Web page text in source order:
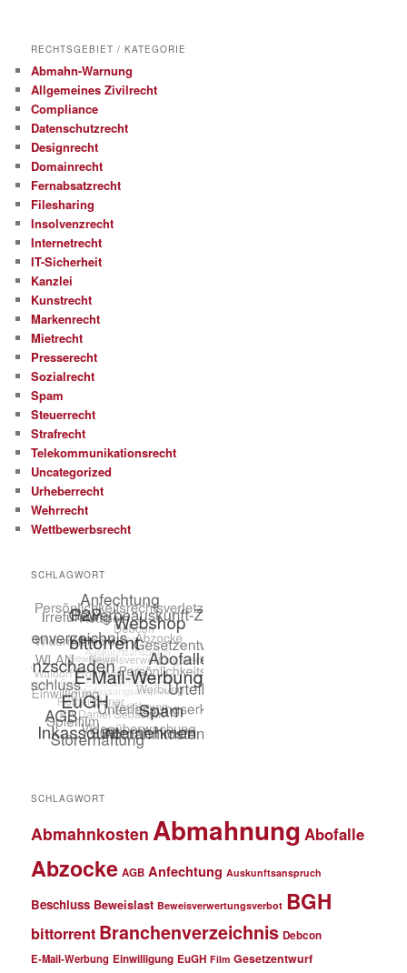
RECHTSGEBIET / KATEGORIE
Abmahn-Warnung
Allgemeines Zivilrecht
Compliance
Datenschutzrecht
Designrecht
Domainrecht
Fernabsatzrecht
Filesharing
Insolvenzrecht
Internetrecht
IT-Sicherheit
Kanzlei
Kunstrecht
Markenrecht
Mietrecht
Presserecht
Sozialrecht
Spam
Steuerrecht
Strafrecht
Telekommunikationsrecht
Uncategorized
Urheberrecht
Wehrrecht
Wettbewerbsrecht
SCHLAGWORT
SCHLAGWORT
Abmahnkosten Abmahnung Abofalle
Abzocke AGB Anfechtung Auskunftsanspruch
Beschluss Beweislast Beweisverwertungsverbot BGH
bittorrent Branchenverzeichnis Debcon
E-Mail-Werbung Einwilligung EuGH Film Gesetzentwurf